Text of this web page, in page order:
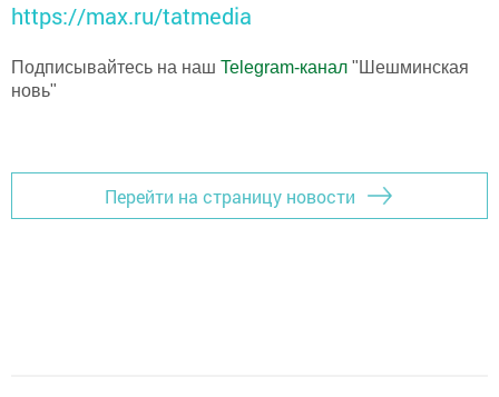
https://max.ru/tatmedia
Подписывайтесь на наш Telegram-канал "Шешминская
новь"
Перейти на страницу новости